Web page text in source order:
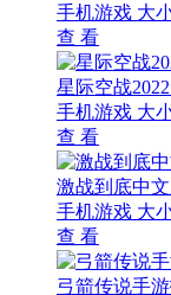
手机游戏 大
查 看
星际空战
手机游戏 大
查 看
激战到底中
手机游戏 大
查 看
弓箭传说手